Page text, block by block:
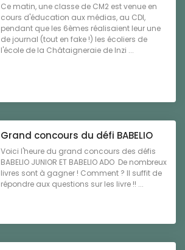
Ce matin, une classe de CM2 est venue en
cours d'éducation aux médias, au CDI,
pendant que les 6èmes réalisaient leur une
de journal (tout en fake !) les écoliers de
l'école de la Châtaigneraie de Inzi ...
Grand concours du défi BABELIO
Voici l'heure du grand concours des défis
BABELIO JUNIOR ET BABELIO ADO De nombreux
livres sont à gagner ! Comment ? Il suffit de
répondre aux questions sur les livre !! ...